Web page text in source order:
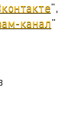
",
канал"